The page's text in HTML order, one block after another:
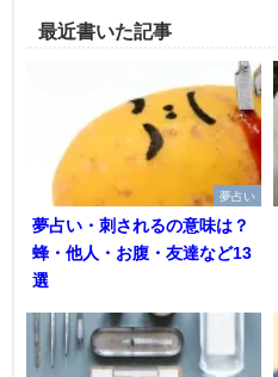
最近書いた記事
夢占い
夢占い・刺されるの意味は？
蜂・他人・お腹・友達など13
選